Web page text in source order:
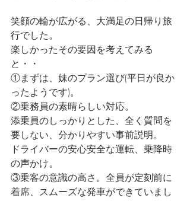
笑顔の輪が広がる、大満足の日帰り旅
行でした。
楽しかったその要因を考えてみる
と・・
①まずは、妹のプラン選び(平日が良か
ったようです)。
②乗務員の素晴らしい対応。
添乗員のしっかりとした、全く質問を
要しない、分かりやすい事前説明。
ドライバーの安心安全な運転、乗降時
の声かけ。
③乗客の意識の高さ。全員が定刻前に
着席、スムーズな発車ができていまし